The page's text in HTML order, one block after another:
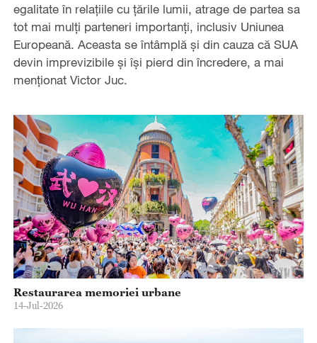
egalitate în relațiile cu țările lumii, atrage de partea sa
tot mai mulți parteneri importanți, inclusiv Uniunea
Europeană. Aceasta se întâmplă și din cauza că SUA
devin imprevizibile și își pierd din încredere, a mai
menționat Victor Juc.
Restaurarea memoriei urbane
14-Jul-2026